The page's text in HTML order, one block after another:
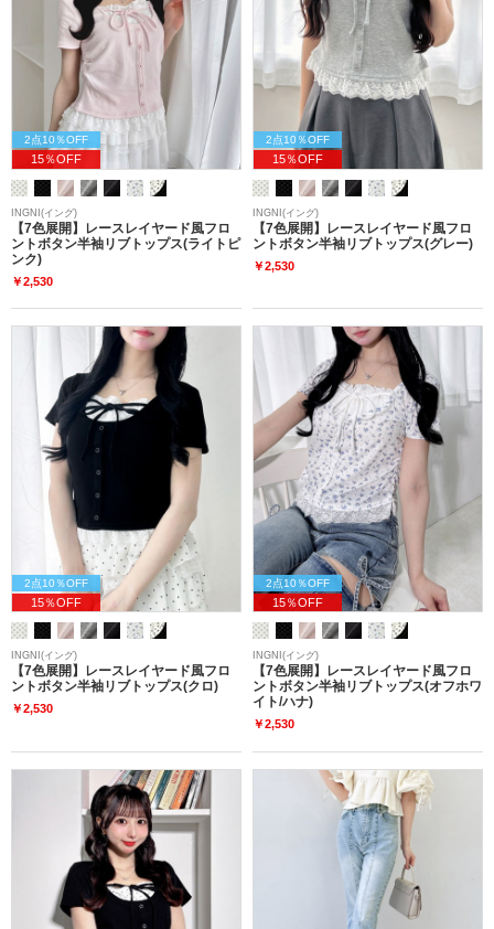
2点10％OFF
15％OFF
INGNI(イング)
【7色展開】レースレイヤード風フロ
ントボタン半袖リブトップス(ライトピ
ンク)
￥2,530
2点10％OFF
15％OFF
INGNI(イング)
【7色展開】レースレイヤード風フロ
ントボタン半袖リブトップス(グレー)
￥2,530
2点10％OFF
15％OFF
INGNI(イング)
【7色展開】レースレイヤード風フロ
ントボタン半袖リブトップス(クロ)
￥2,530
2点10％OFF
15％OFF
INGNI(イング)
【7色展開】レースレイヤード風フロ
ントボタン半袖リブトップス(オフホワ
イト/ハナ)
￥2,530